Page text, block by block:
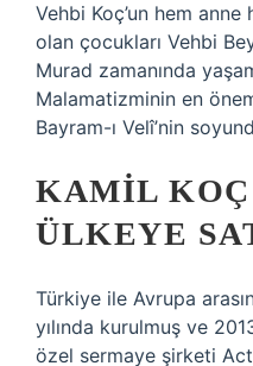
Vehbi Koç’un hem
olan çocukları Vehbi
Murad zamanında
Malamatizminin en
Bayram-ı Velî’nin
KAMIL
ÜLKEYE
Türkiye ile Avrupa
yılında kurulmuş ve
özel sermaye şirketi